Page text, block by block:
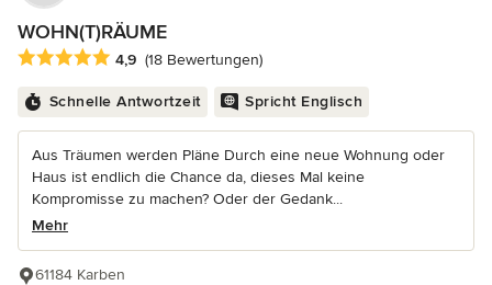
WOHN(T)RÄUME
Durchschnittliche Bewertung: 4.9 von 5 Sternen
4,9 (18 Bewertungen)
Schnelle Antwortzeit Spricht Englisch
Aus Träumen werden Pläne Durch eine neue Wohnung oder
Haus ist endlich die Chance da, dieses Mal keine
Kompromisse zu machen? Oder der Gedank...
Mehr
61184 Karben